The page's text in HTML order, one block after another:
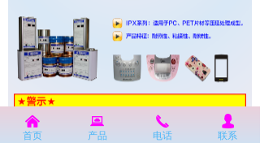
낀
首页
뀵
产品
끅
电话
넙
联系